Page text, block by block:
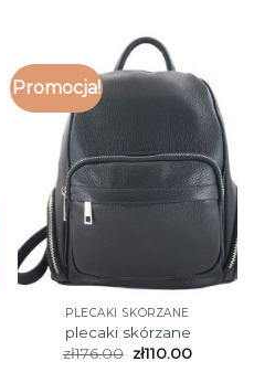
Promocja!
PLECAKI SKÓRZANE
plecaki skórzane
zł176.00 zł110.00